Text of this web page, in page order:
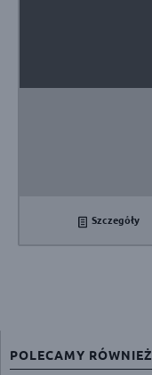
Szczegóły
POLECAMY RÓWNIEŻ